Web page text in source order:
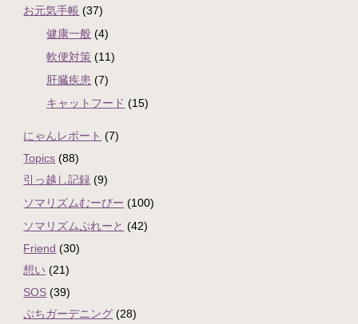
お元気手帳 (37)
健康一般 (4)
軟便対策 (11)
肝臓疾患 (7)
キャットフード (15)
にゃんレポート (7)
Topics (88)
引っ越し記録 (9)
ソマリズムむーびー (100)
ソマリズムぷれーと (42)
Friend (30)
想い (21)
SOS (39)
ぷちガーデニング (28)